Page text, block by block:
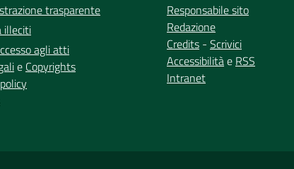
trasparente
illeciti
agli atti
e Copyrights
Responsabile sito
Redazione
Credits - Scrivici
Accessibilitàe RSS
Intranet